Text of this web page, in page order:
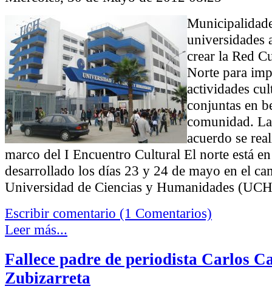
universidades
crear la Red
Norte para
actividades
conjuntas en
comunidad.
acuerdo se
marco del I Encuentro Cultural El norte está
desarrollado los días 23 y 24 de mayo en el
Universidad de Ciencias y Humanidades
Escribir comentario (1 Comentarios)
Leer más...
Fallece padre de periodista Carlos
Zubizarreta